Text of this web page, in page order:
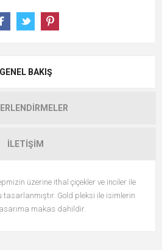
GENEL BAKIŞ
İLETIŞIM
üzerine ithal çiçekler ve inciler ile
Gold pleksi ile isimlerin
makas dahildir.